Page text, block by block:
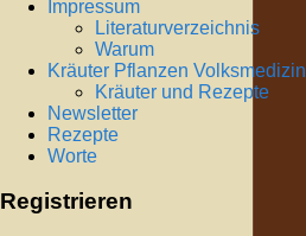
Impressum
Literaturverzeichnis
Warum
Kräuter Pflanzen Volksmedizin
Kräuter und Rezepte
Newsletter
Rezepte
Worte
Registrieren